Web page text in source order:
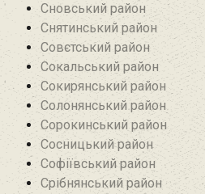
Сновський район
Снятинський район
Совєтський район
Сокальський район
Сокирянський район
Солонянський район
Сорокинський район
Сосницький район
Софіївський район
Срібнянський район‎